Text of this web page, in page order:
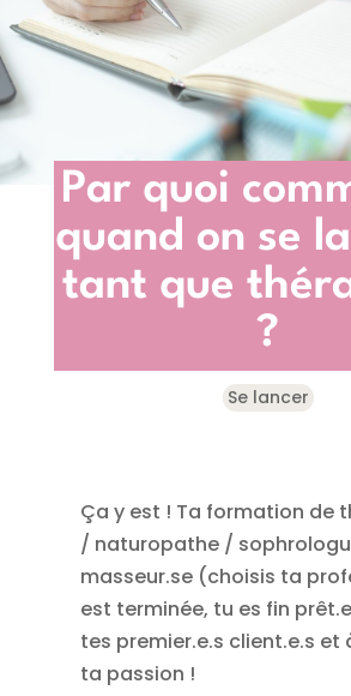
Par quoi
quand on se
tant que
?
Se lancer
Ça y est ! Ta formation de
/ naturopathe /
masseur.se (choisis ta
est terminée, tu es fin
tes premier.e.s client.e.s et
ta passion !